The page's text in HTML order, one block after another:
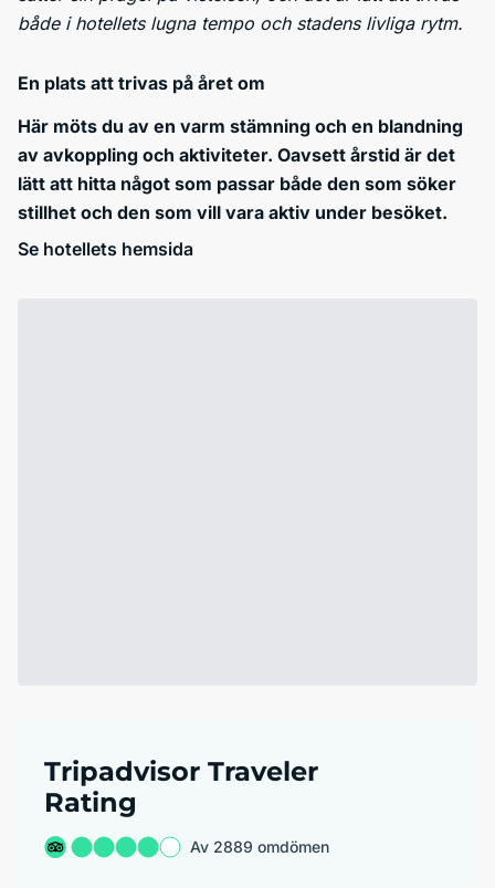
både i hotellets lugna tempo och stadens livliga rytm.
En plats att trivas på året om
Här möts du av en varm stämning och en blandning
av avkoppling och aktiviteter. Oavsett årstid är det
lätt att hitta något som passar både den som söker
stillhet och den som vill vara aktiv under besöket.
Se hotellets hemsida
Tripadvisor Traveler
Rating
Av 2889 omdömen